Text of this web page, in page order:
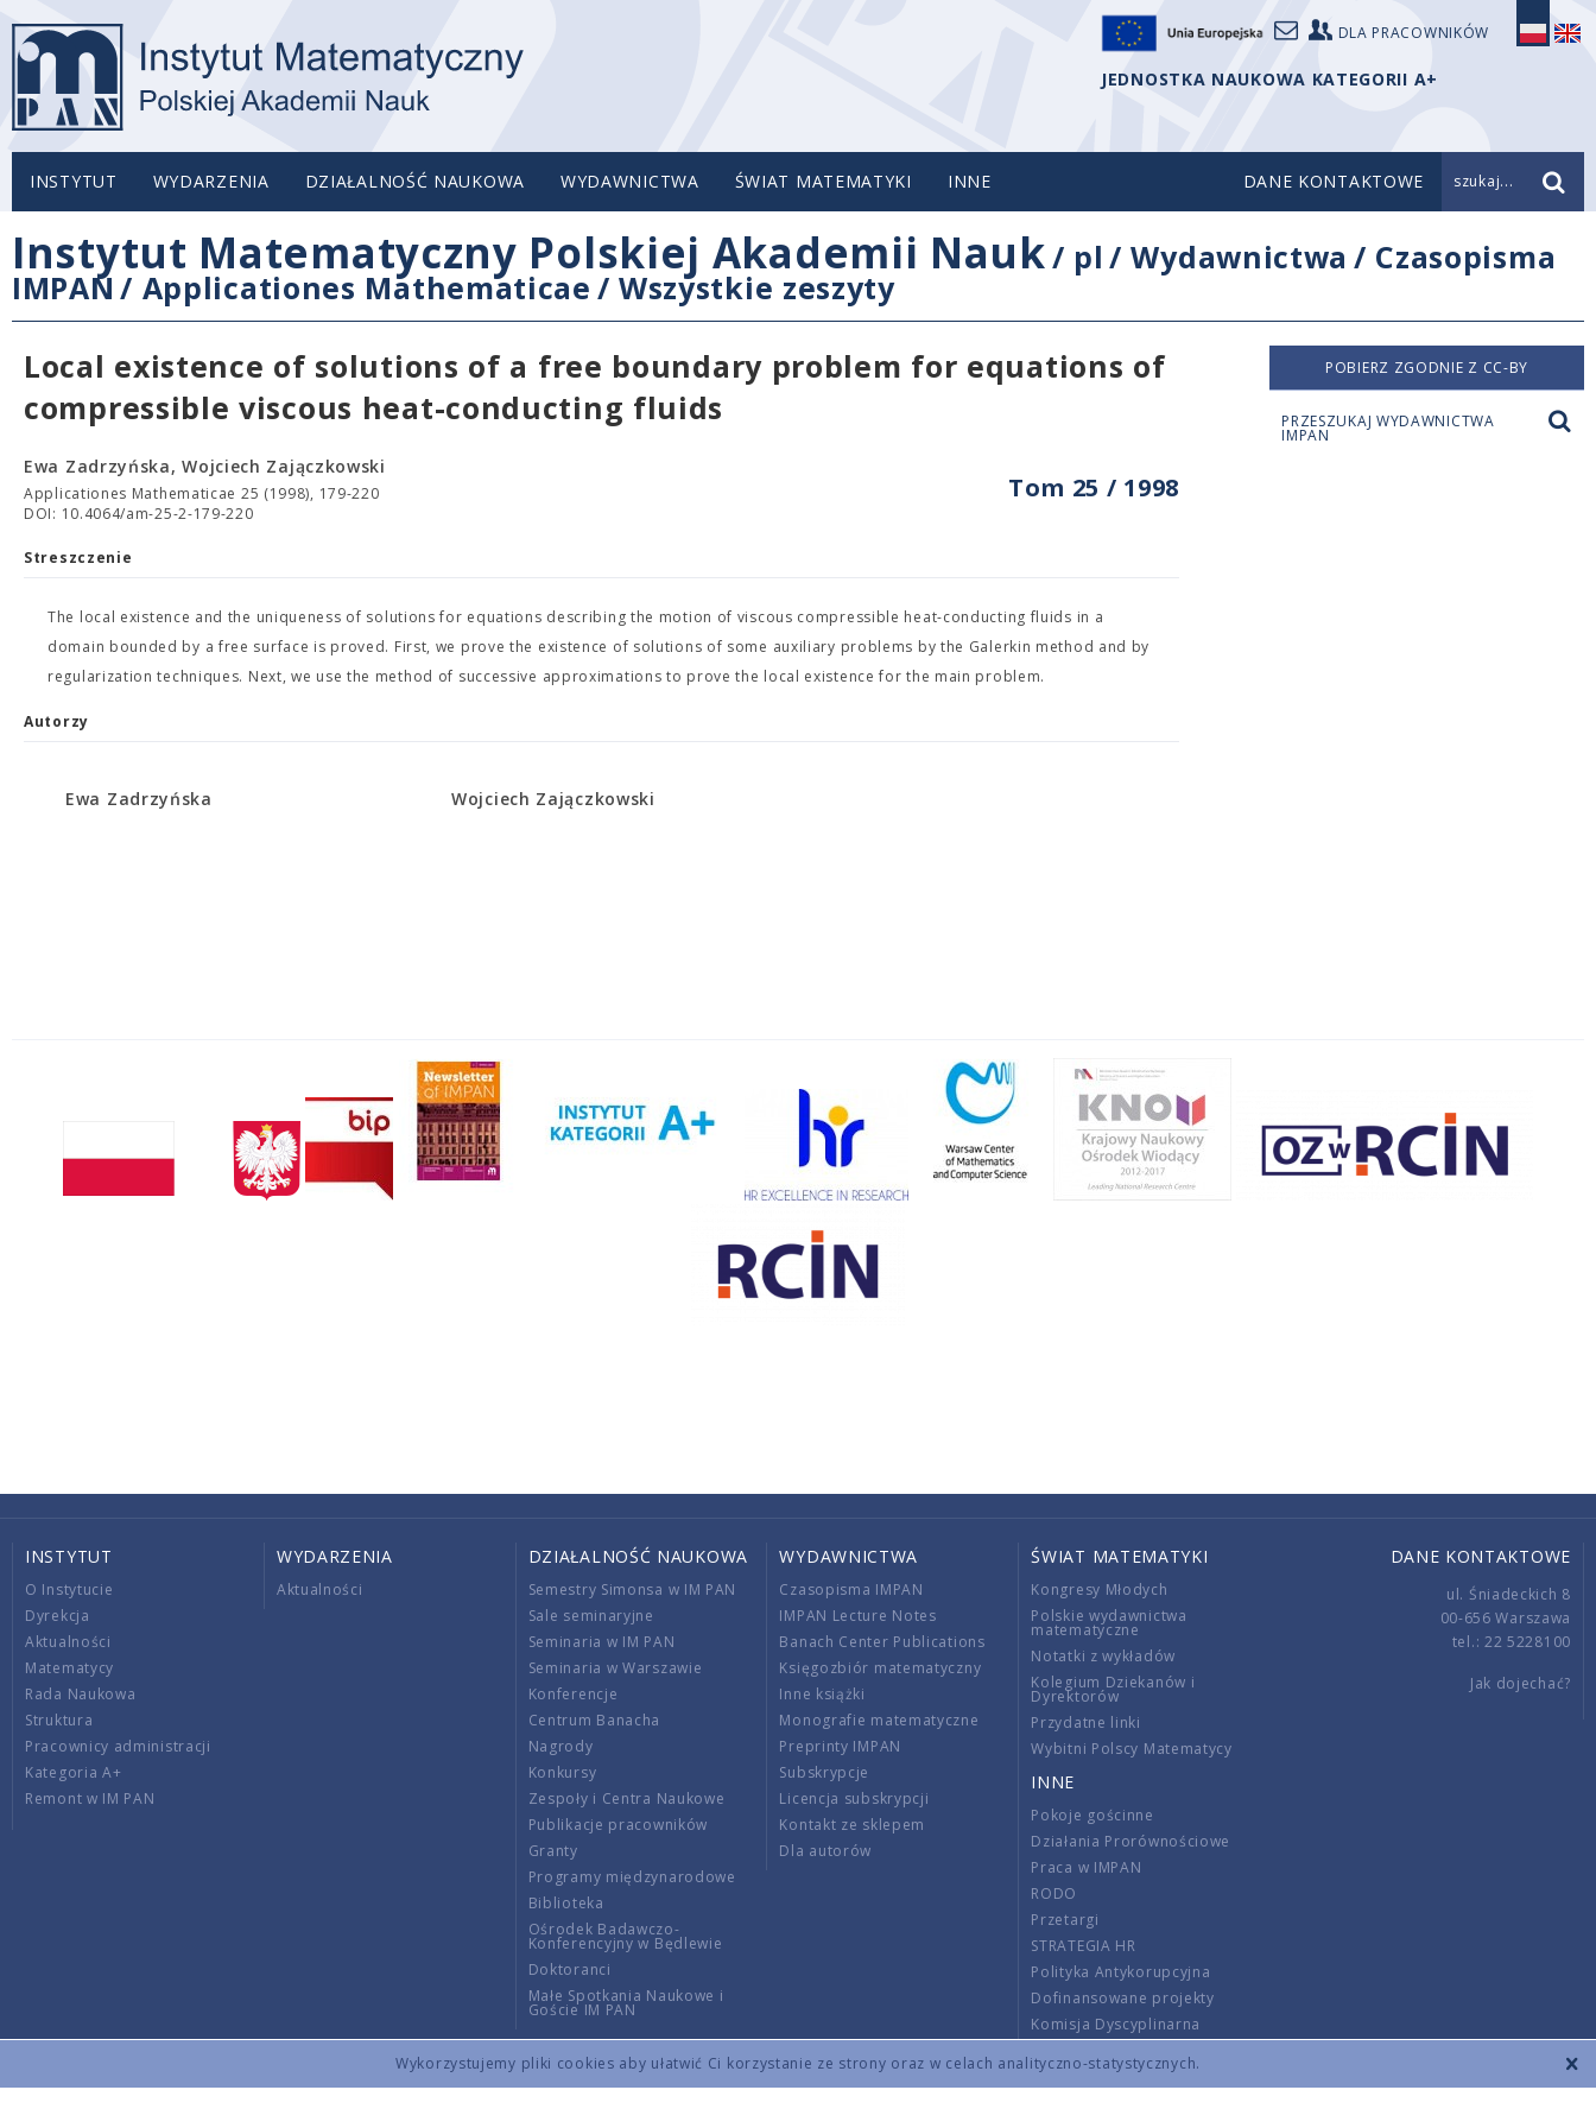
Wykorzystujemy pliki cookies aby ułatwić Ci korzystanie ze strony oraz w celach analityczno-statystycznych.
DLA PRACOWNIKÓW
JEDNOSTKA NAUKOWA KATEGORII A+
INSTYTUT WYDARZENIA DZIAŁALNOŚĆ NAUKOWA WYDAWNICTWA ŚWIAT MATEMATYKI INNE DANE KONTAKTOWE szukaj...
Instytut Matematyczny Polskiej Akademii Nauk/ pl /Wydawnictwa / Czasopisma
IMPAN / Applicationes Mathematicae / Wszystkie zeszyty
Local existence of solutions of a free boundary problem for equations of
compressible viscous heat-conducting fluids
Tom 25 / 1998
Ewa Zadrzyńska, Wojciech Zajączkowski
Applicationes Mathematicae 25 (1998), 179-220
DOI: 10.4064/am-25-2-179-220
Streszczenie
The local existence and the uniqueness of solutions for equations describing the motion of viscous compressible heat-conducting fluids in a
domain bounded by a free surface is proved. First, we prove the existence of solutions of some auxiliary problems by the Galerkin method and by
regularization techniques. Next, we use the method of successive approximations to prove the local existence for the main problem.
Autorzy
Ewa Zadrzyńska Wojciech Zajączkowski
POBIERZ ZGODNIE Z CC-BY
PRZESZUKAJ WYDAWNICTWA
IMPAN
INSTYTUT
O Instytucie
Dyrekcja
Aktualności
Matematycy
Rada Naukowa
Struktura
Pracownicy administracji
Kategoria A+
Remont w IM PAN
WYDARZENIA
Aktualności
DZIAŁALNOŚĆ NAUKOWA
Semestry Simonsa w IM PAN
Sale seminaryjne
Seminaria w IM PAN
Seminaria w Warszawie
Konferencje
Centrum Banacha
Nagrody
Konkursy
Zespoły i Centra Naukowe
Publikacje pracowników
Granty
Programy międzynarodowe
Biblioteka
Ośrodek Badawczo-
Konferencyjny w Będlewie
Doktoranci
Małe Spotkania Naukowe i
Goście IM PAN
WYDAWNICTWA
Czasopisma IMPAN
IMPAN Lecture Notes
Banach Center Publications
Księgozbiór matematyczny
Inne książki
Monografie matematyczne
Preprinty IMPAN
Subskrypcje
Licencja subskrypcji
Kontakt ze sklepem
Dla autorów
ŚWIAT MATEMATYKI
Kongresy Młodych
Polskie wydawnictwa
matematyczne
Notatki z wykładów
Kolegium Dziekanów i
Dyrektorów
Przydatne linki
Wybitni Polscy Matematycy
INNE
Pokoje gościnne
Działania Prorównościowe
Praca w IMPAN
RODO
Przetargi
STRATEGIA HR
Polityka Antykorupcyjna
Dofinansowane projekty
Komisja Dyscyplinarna
Wnoszenie opłat
DANE KONTAKTOWE
ul. Śniadeckich 8
00-656 Warszawa
tel.: 22 5228100
Jak dojechać?